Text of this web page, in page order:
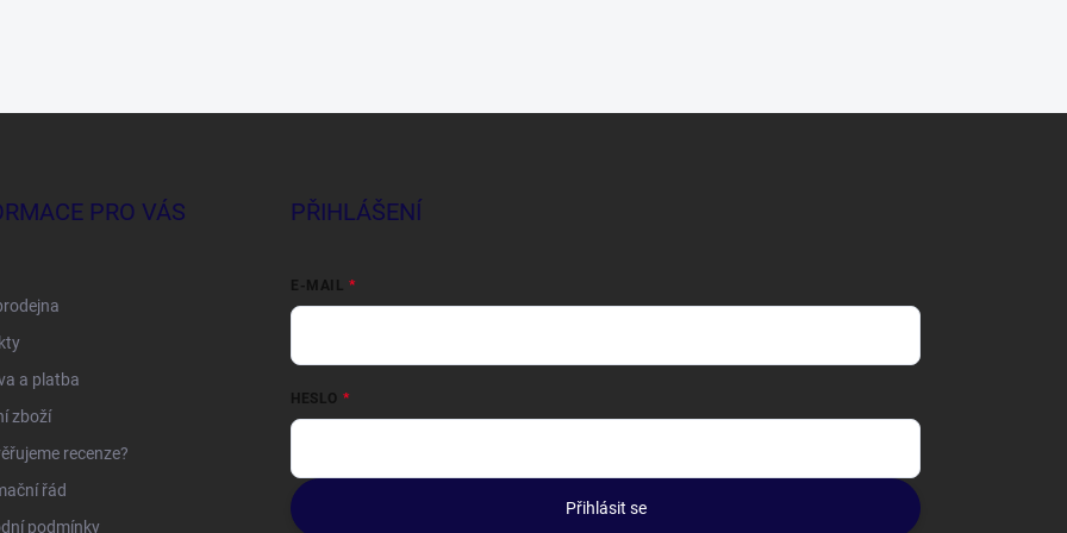
PRO VÁS
a platba
zboží
recenze?
řád
podmínky
PŘIHLÁŠENÍ
E-MAIL
HESLO
Přihlásit se